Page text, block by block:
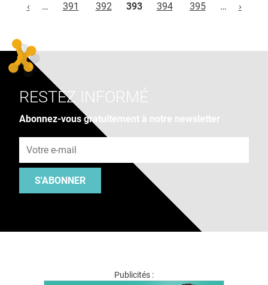
‹
… 391 392 393 394 395 … ›
RESTEZ INFORMÉ
Abonnez-vous gratuitement à notre newsletter
S'ABONNER
Publicités :